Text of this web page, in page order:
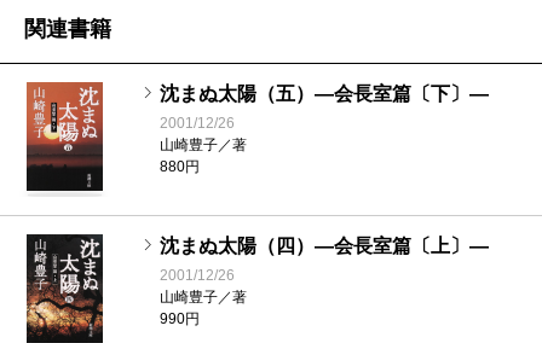
関連書籍
沈まぬ太陽（五）―会長室篇〔下〕―
2001/12/26
山崎豊子／著
880円
沈まぬ太陽（四）―会長室篇〔上〕―
2001/12/26
山崎豊子／著
990円